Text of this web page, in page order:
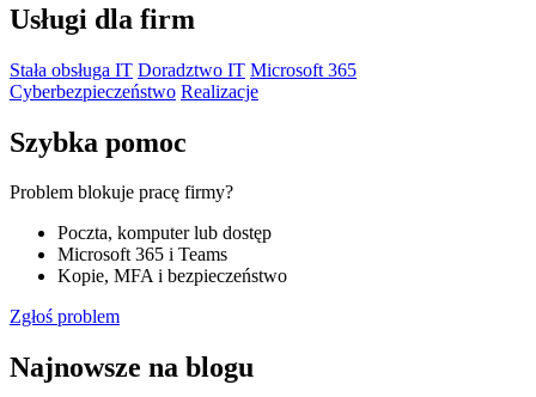
Usługi dla firm
Stała obsługa IT Doradztwo IT Microsoft 365
Cyberbezpieczeństwo Realizacje
Szybka pomoc
Problem blokuje pracę firmy?
Poczta, komputer lub dostęp
Microsoft 365 i Teams
Kopie, MFA i bezpieczeństwo
Zgłoś problem
Najnowsze na blogu